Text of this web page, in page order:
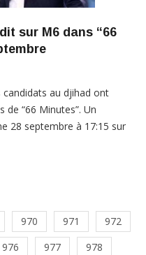
sur M6 dans “66
au djihad ont
“66 Minutes”. Un
28 septembre à 17:15 sur
970 971
972
976 977
978